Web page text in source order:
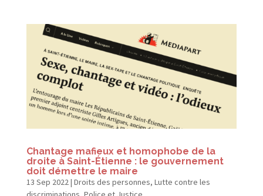
Chantage mafieux et homophobe de la
droite à Saint-​Étienne : le gouvernement
doit démettre le maire
13 Sep 2022| Droits des personnes, Lutte contre les